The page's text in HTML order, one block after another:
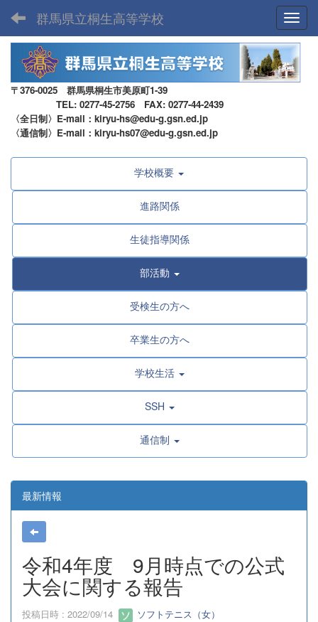
群馬県立桐生高等学校
〒376-0025 群馬県桐生市美原町1-39
TEL: 0277-45-2756 FAX: 0277-44-2439
〈全日制〉E-mail：kiryu-hs@edu-g.gsn.ed.jp
〈通信制〉E-mail：kiryu-hs07@edu-g.gsn.ed.jp
学校概要
進路関係
生徒指導関係
部活動
受検生の方へ
卒業生の方へ
学校生活
SSH
通信制
最新情報
令和4年度 9月時点での公式
大会に関する報告
投稿日時 : 2022/09/14 ソフトテニス（女）